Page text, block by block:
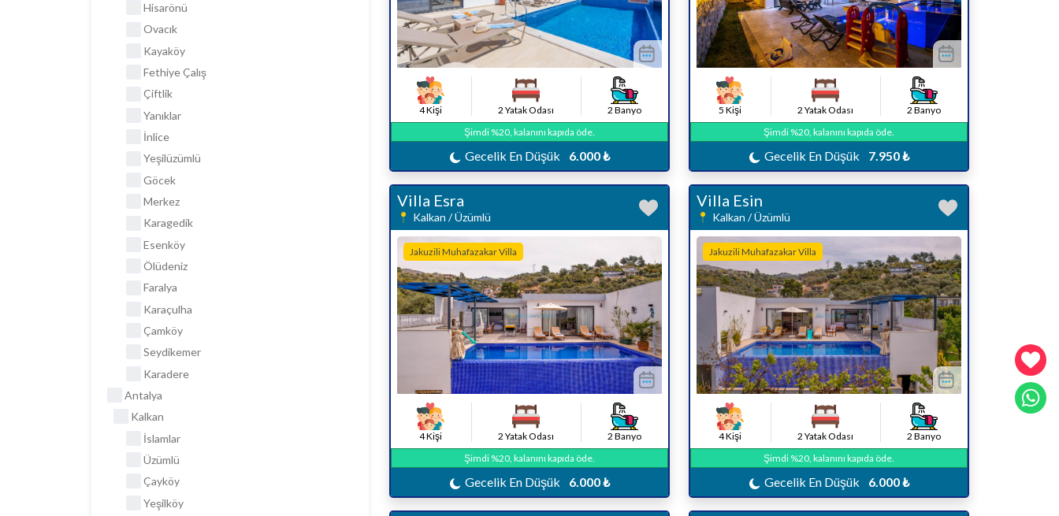
Hisarönü
Ovacık
Kayaköy
Fethiye Çalış
Çiftlik
Yanıklar
İnlice
Yeşilüzümlü
Göcek
Merkez
Karagedik
Esenköy
Ölüdeniz
Faralya
Karaçulha
Çamköy
Seydikemer
Karadere
Antalya
Kalkan
İslamlar
Üzümlü
Çayköy
Yeşilköy
4 Kişi 2 Yatak Odası
2 Banyo
Şimdi %20, kalanını kapıda öde.
Gecelik En Düşük 6.000 ₺
5 Kişi 2 Yatak Odası
2 Banyo
Şimdi %20, kalanını kapıda öde.
Gecelik En Düşük 7.950 ₺
Villa Esra
Kalkan / Üzümlü
Jakuzili Muhafazakar Villa
4 Kişi 2 Yatak Odası
2 Banyo
Şimdi %20, kalanını kapıda öde.
Gecelik En Düşük 6.000 ₺
Villa Esin
Kalkan / Üzümlü
Jakuzili Muhafazakar Villa
4 Kişi 2 Yatak Odası
2 Banyo
Şimdi %20, kalanını kapıda öde.
Gecelik En Düşük 6.000 ₺